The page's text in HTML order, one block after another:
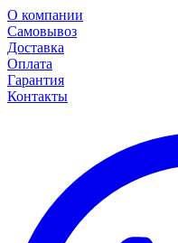
О компании
Самовывоз
Доставка
Оплата
Гарантия
Контакты